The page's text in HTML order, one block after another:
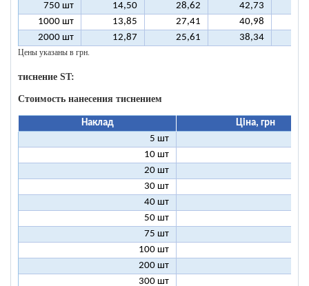
750 шт
14,50 28,62 42,73
1000 шт
13,85 27,41 40,98
2000 шт
12,87 25,61 38,34
Цены указаны в грн.
тиснение ST:
Стоимость нанесения тиснением
Наклад
Ціна, грн
5 шт
10 шт
20 шт
30 шт
40 шт
50 шт
75 шт
100 шт
200 шт
300 шт